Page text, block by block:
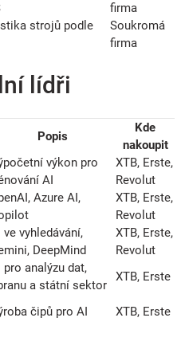
firma
strojů podle
Soukromá
firma
lídři
Popis
Kde
nakoupit
výkon pro
AI
XTB, Erste,
Revolut
Azure AI,
XTB, Erste,
Revolut
ve vyhledávání,
DeepMind
XTB, Erste,
Revolut
pro analýzu dat,
a státní sektor
XTB, Erste
čipů pro AI XTB, Erste